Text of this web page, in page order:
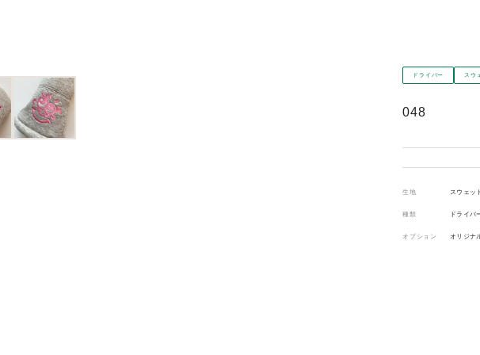
ドライバー スウ
048
生地 スウェット
種類 ドライバ
オプション オリジナ